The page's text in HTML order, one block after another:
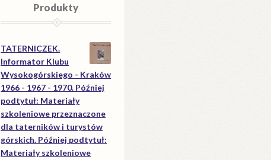
Produkty
TATERNICZEK.
Informator Klubu
Wysokogórskiego - Kraków
1966 - 1967 - 1970. Później
podtytuł: Materiały
szkoleniowe przeznaczone
dla taterników i turystów
górskich. Później podtytuł:
Materiały szkoleniowe